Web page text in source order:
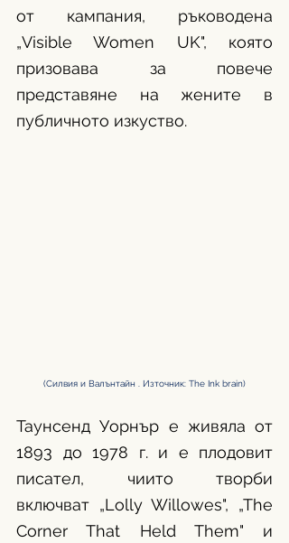
от кампания, ръководена
„Visible Women UK", която
призовава за повече
представяне на жените в
публичното изкуство.
(Силвия и Валънтайн . Източник: The Ink brain)
Таунсенд Уорнър е живяла от
1893 до 1978 г. и е плодовит
писател, чиито творби
включват „Lolly Willowes", „The
Corner That Held Them" и